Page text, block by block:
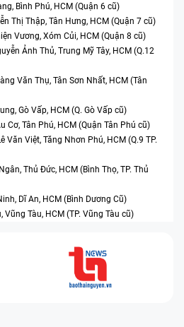
Bình Phú, HCM (Quận 6 cũ)
Thị Thập, Tân Hưng, HCM (Quận 7 cũ)
Vương, Xóm Củi, HCM (Quận 8 cũ)
Ảnh Thủ, Trung Mỹ Tây, HCM (Q.12
Văn Thụ, Tân Sơn Nhất, HCM (Tân
Gò Vấp, HCM (Q. Gò Vấp cũ)
Cơ, Tân Phú, HCM (Quận Tân Phú cũ)
Văn Việt, Tăng Nhơn Phú, HCM (Q.9 TP.
Thủ Đức, HCM (Bình Thọ, TP. Thủ
Dĩ An, HCM (Bình Dương Cũ)
Vũng Tàu, HCM (TP. Vũng Tàu cũ)